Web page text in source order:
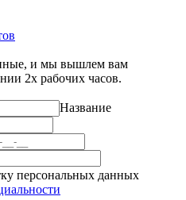
и мы вышлем вам
2х рабочих часов.
Название
персональных данных